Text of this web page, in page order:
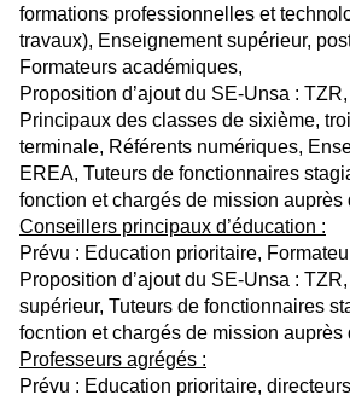
formations professionnelles et
travaux), Enseignement supérieur,
Formateurs académiques,
Proposition d’ajout du SE-Unsa :
Principaux des classes de sixième,
terminale, Référents numériques,
EREA, Tuteurs de fonctionnaires
fonction et chargés de mission auprès
Conseillers principaux d’éducation :
Prévu : Education prioritaire,
Proposition d’ajout du SE-Unsa :
supérieur, Tuteurs de fonctionnaires
focntion et chargés de mission auprès
Professeurs agrégés :
Prévu : Education prioritaire,